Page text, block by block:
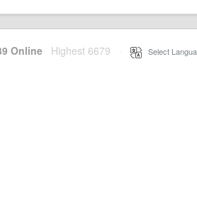
Online Highest 6679 Select